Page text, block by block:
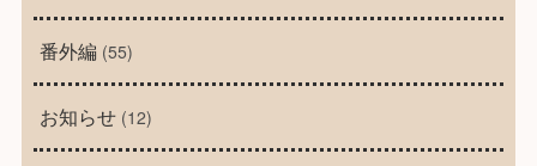
番外編 (55)
お知らせ(12)